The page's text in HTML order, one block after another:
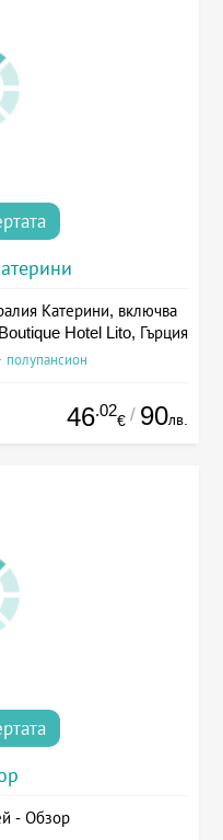
Катерини, включва
Hotel Lito, Гърция
46.02
€ / 90лв.
- Обзор